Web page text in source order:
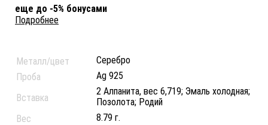
еще до -5% бонусами
Подробнее
Металл/цвет
Серебро
Проба
Ag 925
Вставка
2 Алпанита, вес 6,719; Эмаль холодная;
Позолота; Родий
Вес
8.79 г.